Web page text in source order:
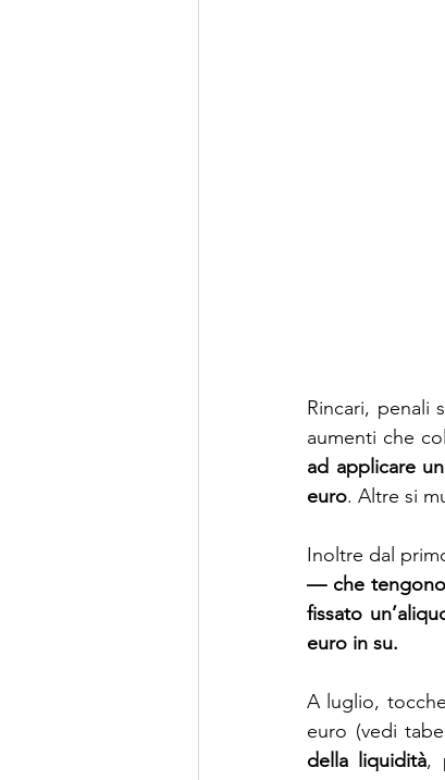
Rincari, penali
aumenti che
ad applicare
euro. Altre si
Inoltre dal
— che tengono
fissato
euro in su.
A luglio,
euro (vedi
della liquidità,